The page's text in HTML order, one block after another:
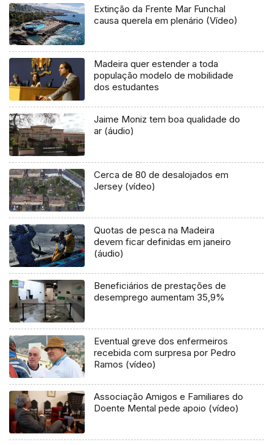
Extinção da Frente Mar Funchal
causa querela em plenário (Vídeo)
Madeira quer estender a toda
população modelo de mobilidade
dos estudantes
Jaime Moniz tem boa qualidade do
ar (áudio)
Cerca de 80 de desalojados em
Jersey (vídeo)
Quotas de pesca na Madeira
devem ficar definidas em janeiro
(áudio)
Beneficiários de prestações de
desemprego aumentam 35,9%
Eventual greve dos enfermeiros
recebida com surpresa por Pedro
Ramos (vídeo)
Associação Amigos e Familiares do
Doente Mental pede apoio (vídeo)